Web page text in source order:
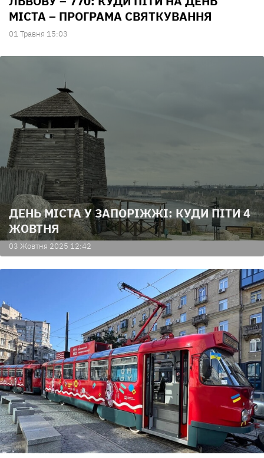
МІСТА – ПРОГРАМА СВЯТКУВАННЯ
01 Травня 15:03
ДЕНЬ МІСТА У ЗАПОРІЖЖІ: КУДИ ПІТИ 4
ЖОВТНЯ
03 Жовтня 2025 12:42